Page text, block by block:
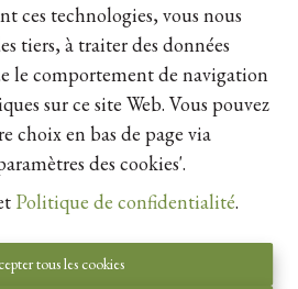
ces technologies, vous nous
tiers, à traiter des données
le comportement de navigation
sur ce site Web. Vous pouvez
choix en bas de page via
des cookies'.
Politique de confidentialité.
tous les cookies
courtiers immobiliers,
Bruxelles. Sous réserve
immobilier.